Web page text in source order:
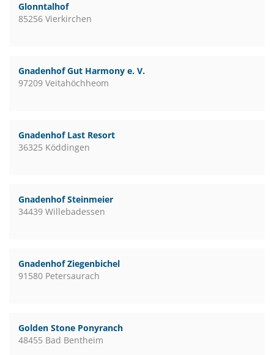
Glonntalhof
85256 Vierkirchen
Gnadenhof Gut Harmony e. V.
97209 Veitahöchheom
Gnadenhof Last Resort
36325 Köddingen
Gnadenhof Steinmeier
34439 Willebadessen
Gnadenhof Ziegenbichel
91580 Petersaurach
Golden Stone Ponyranch
48455 Bad Bentheim